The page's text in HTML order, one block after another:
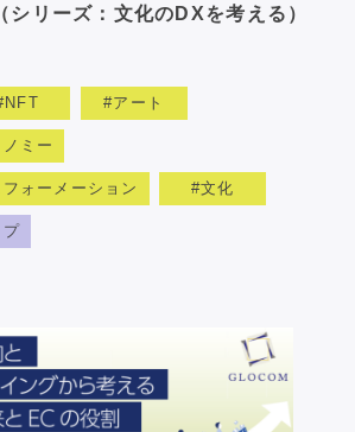
シリーズ：文化のDXを考える）
NFT アート
ミー
ォーメーション 文化
プ